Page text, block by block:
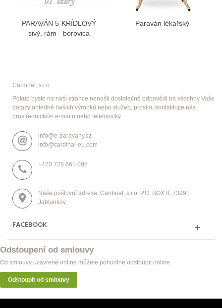
PARAVÁN 5-KRÍDLOVÝ
sivý, rám - borovica
Paraván lékařský
Cardinal, s.r.o.
Pokud byste na naší stránce nenašli dostatečně odpovědi na všechny Vaše
dotazy ohledně našich výrobků nebo služeb, prosím, kontaktujte nás
prostřednictvím e-mailu nebo telefonicky
info@e-paravany.cz
info@cardinal-eu.com
+420 728 661 095
Naše poštovní adresa: Cardinal, s.r.o. P.O. BOX 8, 73991
Jablunkov
FACEBOOK
Odstoupení od smlouvy
Od smlouvy uzavřené online můžete pohodlně odstoupit online.
Odstoupit od smlouvy